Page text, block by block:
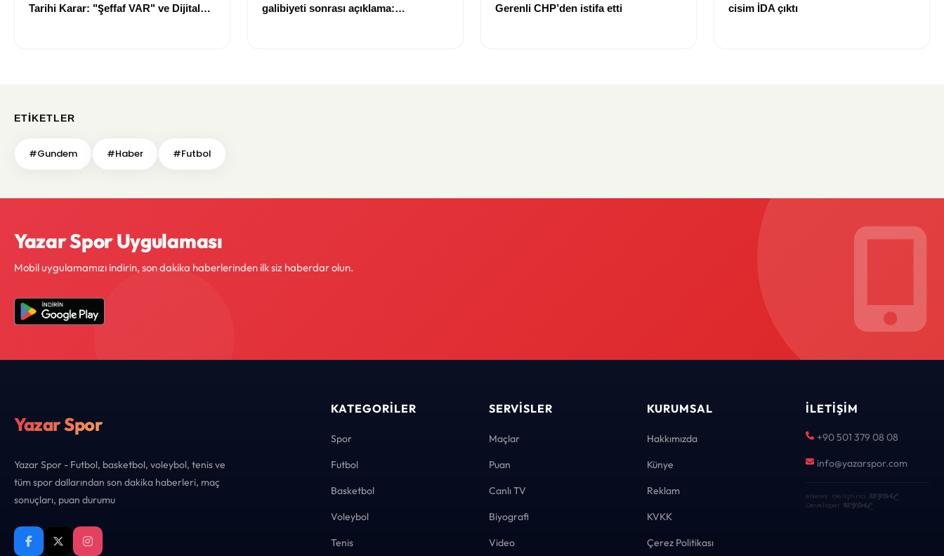
Tarihi Karar: "Şeffaf VAR" ve Dijital
galibiyeti sonrası açıklama:
Gerenli CHP’den istifa etti
cisim İDA çıktı
ETIKETLER
#Gundem #Haber #Futbol
Yazar Spor Uygulaması
Mobil uygulamamızı indirin, son dakika haberlerinden ilk siz haberdar olun.
Yazar Spor
Yazar Spor - Futbol, basketbol, voleybol, tenis ve
tüm spor dallarından son dakika haberleri, maç
sonuçları, puan durumu
KATEGORILER
Spor
Futbol
Basketbol
Voleybol
Tenis
SERVISLER
Maçlar
Puan
Canlı TV
Biyografi
Video
KURUMSAL
Hakkımızda
Künye
Reklam
KVKK
Çerez Politikası
İLETIŞIM
+90 501 379 08 08
info@yazarspor.com
eNews · Geliştirici KEYDAL·
Developer KEYDAL